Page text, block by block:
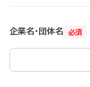
必須
企業名・団体名